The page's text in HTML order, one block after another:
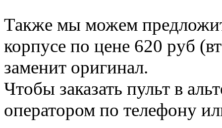
Также мы можем
корпусе по цене 620 руб
заменит оригинал.
Чтобы заказать пульт в
оператором по телефону